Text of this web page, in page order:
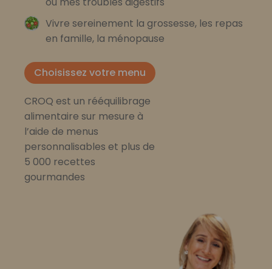
Vivre sereinement la grossesse, les repas
en famille, la ménopause
Choisissez votre menu
CROQ est un rééquilibrage
alimentaire sur mesure à
l’aide de menus
personnalisables et plus de
5 000 recettes
gourmandes